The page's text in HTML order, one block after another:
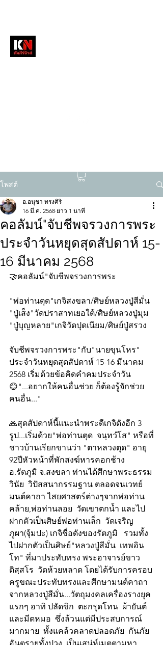
โพสต์
คอลัมน์"จับชีพจรวงการพระ
ประจำวันหยุดสุดสัปดาห์ 15-
16 มีนาคม 2568
อ.อนุชา ทรงศิริ
16 มี.ค. 2568 ยาว 1 นาที
🤝คอลัมน์"จับชีพจรวงการพระ
"พ่อท่านตุด"เกจิสงขลา/ศิษย์หลวงปู่สีมั่น
"ปู่เส็ง"วัดปราสาทเยอใต้/ศิษย์หลวงปู่มุม
"ปู่บุญหลาย"เกจิวัดปุดเนียม/ศิษย์ปู่สรวง
จับชีพจรวงการพระ"กับ"นายขุนโหร"
ประจำวันหยุดสุดสัปดาห์ 15-16 มีนาคม
2568 เริ่มด้วยข้อคิดคำคมประจำวัน
😊"...อยากให้คนอื่นช่วย ก็ต้องรู้จักช่วย
คนอื่น..."
🙏สุดสัปดาห์นี้แนะนำพระดีเกจิดังอีก 3
รูป...เริ่มด้วย"พ่อท่านตุด  จนฺทวํโส" หรือที่
ชาวบ้านเรียกขานว่า "ตาหลวงตุด" อายุ
92ปีหัวหน้าที่พักสงฆ์หารคอกช้าง
อ.รัตภูมิ จ.สงขลา ท่านได้ศึกษาพระธรรม
วินัย  วิปัสสนากรรมฐาน ตลอดจนเวทย์
มนต์คาถา ไสยศาสตร์ต่างๆจากพ่อท่าน
คล้าย,พ่อท่านลอย  วัดเขาตกน้ำ และไป
ฝากตัวเป็นศิษย์พ่อท่านเล็ก  วัดเจริญ
ภูผา(จุ้มปะ) เกจิชื่อดังของรัตภูมิ   รวมทั้ง
ไปฝากตัวเป็นศิษย์"หลวงปู่สีมั่น  เทพอิน
โท" ที่มาประทับทรง พระอาจารย์ขาว
ติสฺสโร  วัดห้วยหลาด โดยได้รับการครอบ
ครูขณะประทับทรงและศึกษามนต์คาถา
จากหลวงปู่สีมั่น...วัตถุมงคลเครื่องรางยุค
แรกๆ อาทิ ปลัดขิก  ตะกรุดโทน  ผ้ายันต์
และมีดหมอ  ซึ่งล้วนแต่มีประสบการณ์
มากมาย  ทั้งแคล้วคลาดปลอดภัย  กันภัย